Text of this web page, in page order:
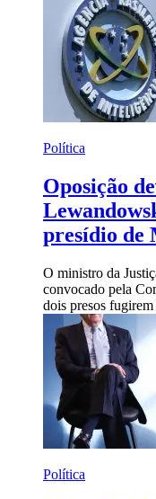
Política
Oposição
presídio de
O ministro da
convocado pela
dois presos
Política